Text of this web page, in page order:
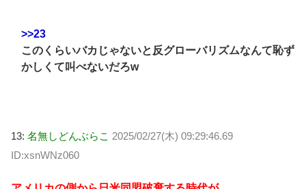
>>23
このくらいバカじゃないと反グローバリズムなんて恥ず
かしくて叫べないだろw
13: 名無しどんぶらこ 2025/02/27(木) 09:29:46.69
ID:xsnWNz060